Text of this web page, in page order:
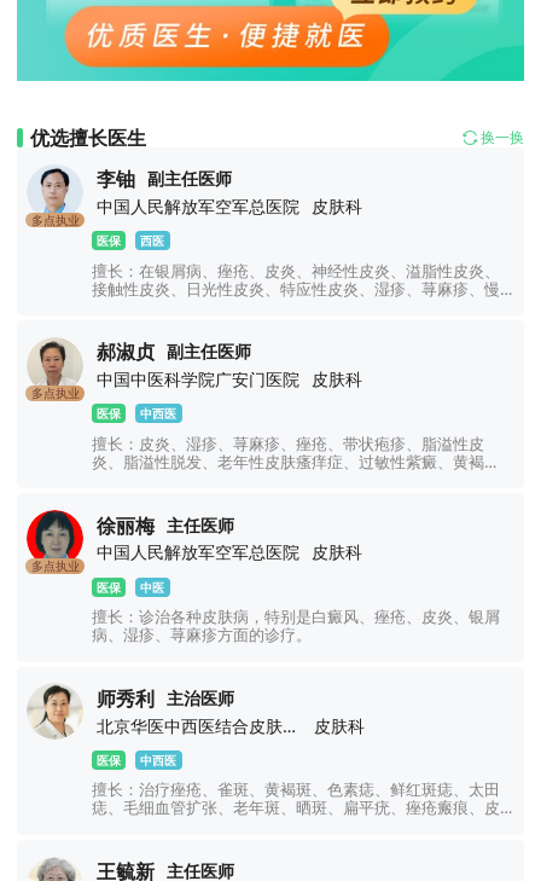
优选擅长医生 换一换
多点执业
李铀
副主任医师
中国人民解放军空军总医院
皮肤科
医保 西医
擅长：在银屑病、痤疮、皮炎、神经性皮炎、溢脂性皮炎、
接触性皮炎、日光性皮炎、特应性皮炎、湿疹、荨麻疹、慢
多点执业
郝淑贞
副主任医师
中国中医科学院广安门医院
皮肤科
医保 中西医
擅长：皮炎、湿疹、荨麻疹、痤疮、带状疱疹、脂溢性皮
炎、脂溢性脱发、老年性皮肤瘙痒症、过敏性紫癜、黄褐
多点执业
徐丽梅
主任医师
中国人民解放军空军总医院
皮肤科
医保 中医
擅长：诊治各种皮肤病，特别是白癜风、痤疮、皮炎、银屑
病、湿疹、荨麻疹方面的诊疗。
师秀利
主治医师
北京华医中西医结合皮肤病医院
皮肤科
医保 中西医
擅长：治疗痤疮、雀斑、黄褐斑、色素痣、鲜红斑痣、太田
痣、毛细血管扩张、老年斑、晒斑、扁平疣、痤疮瘢痕、皮
王毓新 主任医师